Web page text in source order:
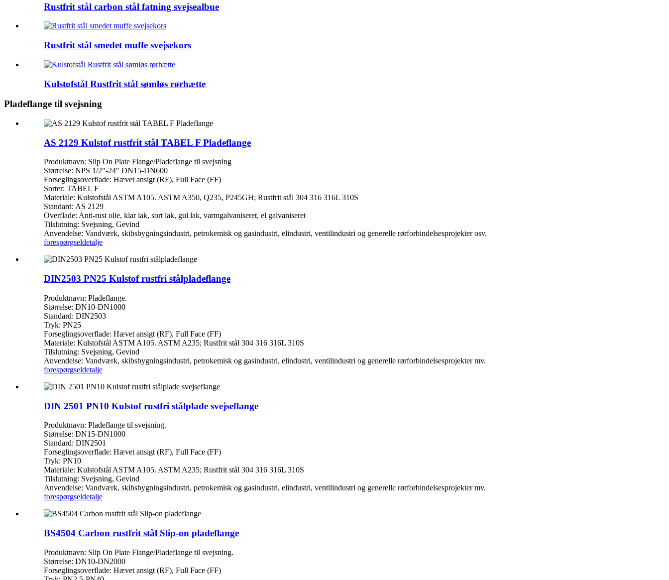
Rustfrit stål carbon stål fatning svejsealbue
Rustfrit stål smedet muffe svejsekors
Kulstofstål Rustfrit stål sømløs rørhætte
Pladeflange til svejsning
AS 2129 Kulstof rustfrit stål TABEL F Pladeflange
Produktnavn: Slip On Plate Flange/Pladeflange til svejsning
Størrelse: NPS 1/2"-24" DN15-DN600
Forseglingsoverflade: Hævet ansigt (RF), Full Face (FF)
Sorter: TABEL F
Materiale: Kulstofstål ASTM A105. ASTM A350, Q235, P245GH; Rustfrit stål 304 316 316L 310S
Standard: AS 2129
Overflade: Anti-rust olie, klar lak, sort lak, gul lak, varmgalvaniseret, el galvaniseret
Tilslutning: Svejsning, Gevind
Anvendelse: Vandværk, skibsbygningsindustri, petrokemisk og gasindustri, elindustri, ventilindustri og generelle rørforbindelsesprojekter osv.
forespørgseldetalje
DIN2503 PN25 Kulstof rustfri stålpladeflange
Produktnavn: Pladeflange.
Størrelse: DN10-DN1000
Standard: DIN2503
Tryk: PN25
Forseglingsoverflade: Hævet ansigt (RF), Full Face (FF)
Materiale: Kulstofstål ASTM A105. ASTM A235; Rustfrit stål 304 316 316L 310S
Tilslutning: Svejsning, Gevind
Anvendelse: Vandværk, skibsbygningsindustri, petrokemisk og gasindustri, elindustri, ventilindustri og generelle rørforbindelsesprojekter mv.
forespørgseldetalje
DIN 2501 PN10 Kulstof rustfri stålplade svejseflange
Produktnavn: Pladeflange til svejsning.
Størrelse: DN15-DN1000
Standard: DIN2501
Forseglingsoverflade: Hævet ansigt (RF), Full Face (FF)
Tryk: PN10
Materiale: Kulstofstål ASTM A105. ASTM A235; Rustfrit stål 304 316 316L 310S
Tilslutning: Svejsning, Gevind
Anvendelse: Vandværk, skibsbygningsindustri, petrokemisk og gasindustri, elindustri, ventilindustri og generelle rørforbindelsesprojekter mv.
forespørgseldetalje
BS4504 Carbon rustfrit stål Slip-on pladeflange
Produktnavn: Slip On Plate Flange/Pladeflange til svejsning.
Størrelse: DN10-DN2000
Forseglingsoverflade: Hævet ansigt (RF), Full Face (FF)